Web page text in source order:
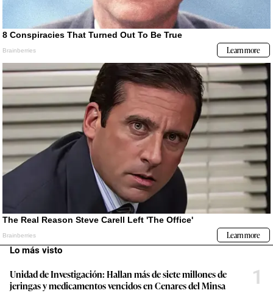
Lo más visto
Unidad de Investigación: Hallan más de siete millones de
jeringas y medicamentos vencidos en Cenares del Minsa
1